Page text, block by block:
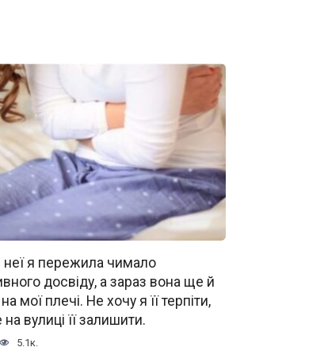
неї я пережила чимало
досвіду, а зараз вона ще й
мої плечі. Не хочу я її терпіти,
вулиці її залишити.
5.1к.